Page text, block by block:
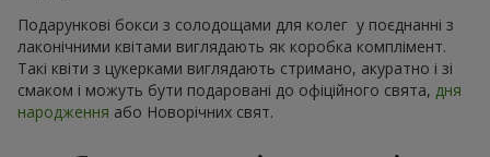
Подарункові бокси з солодощами для колег у поєднанні з
лаконічними квітами виглядають як коробка комплімент.
Такі квіти з цукерками виглядають стримано, акуратно і зі
смаком і можуть бути подаровані до офіційного свята, дня
народження або Новорічних свят.